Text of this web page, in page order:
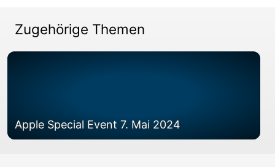
Zugehörige Themen
Apple Special Event 7. Mai 2024